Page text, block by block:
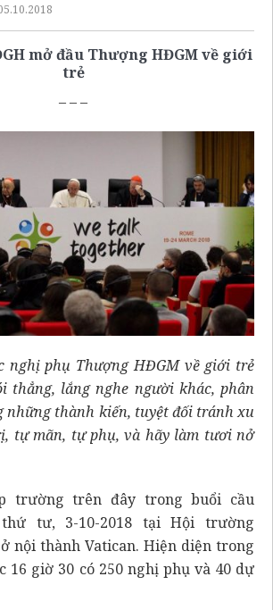
mở đầu Thượng HĐGM về giới
trẻ
– – –
nghị phụ Thượng HĐGM về giới trẻ
thẳng, lắng nghe người khác, phân
những thành kiến, tuyệt đối tránh xu
tự mãn, tự phụ, và hãy làm tươi nở
trường trên đây trong buổi cầu
tư, 3-10-2018 tại Hội trường
nội thành Vatican. Hiện diện trong
16 giờ 30 có 250 nghị phụ và 40 dự